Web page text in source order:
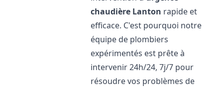
chaudière Lanton rapide et
efficace. C'est pourquoi notre
équipe de plombiers
expérimentés est prête à
intervenir 24h/24, 7j/7 pour
résoudre vos problèmes de